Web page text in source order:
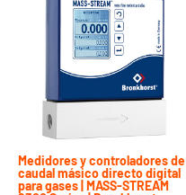
Medidores y controladores de
caudal másico directo digital
para gases | MASS-STREAM